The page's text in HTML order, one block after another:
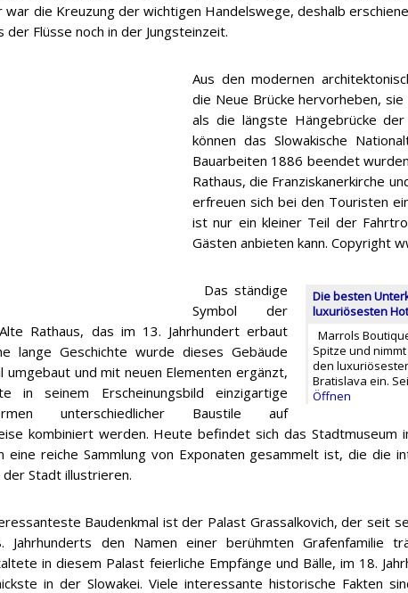
war die Kreuzung der wichtigen Handelswege, deshalb
der Flüsse noch in der Jungsteinzeit.
Aus den modernen
die Neue Brücke hervorheben,
als die längste Hängebrücke
können das Slowakische
Bauarbeiten 1886 beendet
Rathaus, die Franziskanerkirche
erfreuen sich bei den Touristen
ist nur ein kleiner Teil der
Gästen anbieten kann. Copyright
Die besten
luxuriösesten
Marrols
Spitze und
den
Bratislava ein.
Öffnen
Das ständige
Symbol der
Rathaus, das im 13. Jahrhundert erbaut
lange Geschichte wurde dieses Gebäude
umgebaut und mit neuen Elementen ergänzt,
in seinem Erscheinungsbild einzigartige
unterschiedlicher Baustile auf
kombiniert werden. Heute befindet sich das Stadtmuseum
eine reiche Sammlung von Exponaten gesammelt ist, die die
Stadt illustrieren.
Baudenkmal ist der Palast Grassalkovich, der seit
Jahrhunderts den Namen einer berühmten Grafenfamilie
in diesem Palast feierliche Empfänge und Bälle, im 18.
in der Slowakei. Viele interessante historische Fakten